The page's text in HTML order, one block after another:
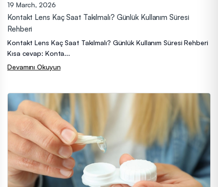
19 March, 2026
Kontakt Lens Kaç Saat Takılmalı? Günlük Kullanım Süresi
Rehberi
Kontakt Lens Kaç Saat Takılmalı? Günlük Kullanım Süresi Rehberi
Kısa cevap: Konta...
Devamını Okuyun